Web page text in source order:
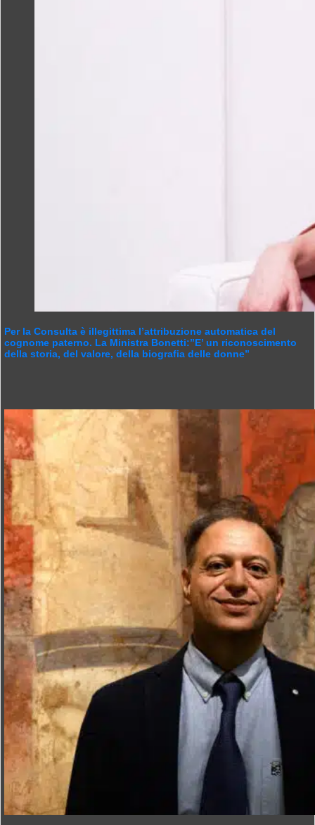
Per la Consulta è illegittima l’attribuzione automatica del
cognome paterno. La Ministra Bonetti:”E’ un riconoscimento
della storia, del valore, della biografia delle donne”